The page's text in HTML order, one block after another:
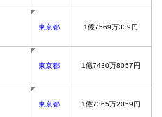
東京都 1億7569万339円
東京都 1億7430万8057円
東京都 1億7365万2059円